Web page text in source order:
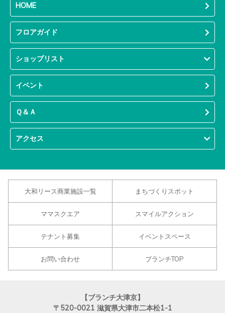
HOME
フロアガイド
ショップリスト
イベント
Ｑ＆Ａ
アクセス
大和リース商業施設一覧 まちづくりスポット
ママスクエア スマイルアクション
テナント募集 イベントスペース
お問い合わせ ブランチTOP
【ブランチ大津京】
〒520-0021 滋賀県大津市二本松1-1